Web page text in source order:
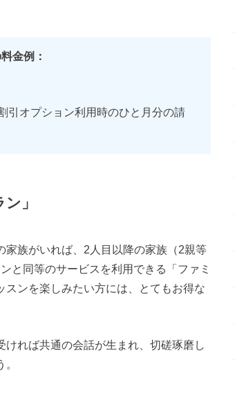
金例：
引オプション利用時のひと月分の請
」
族がいれば、2人目以降の家族（2親等
と同等のサービスを利用できる「ファミ
ンを楽しみたい方には、とてもお得な
れば共通の会話が生まれ、切磋琢磨し